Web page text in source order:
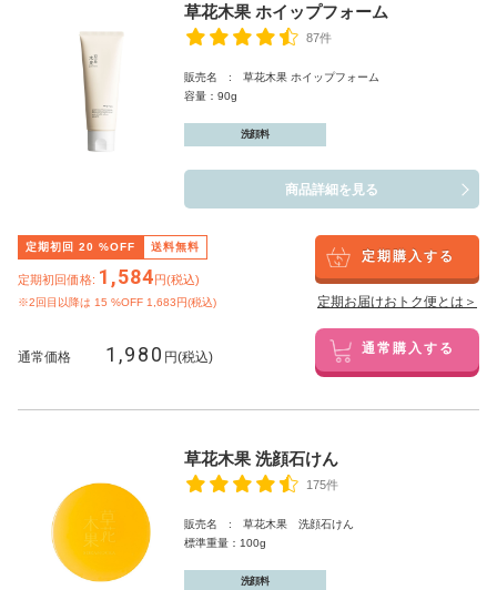
草花木果 ホイップフォーム
87件
販売名 : 草花木果 ホイップフォーム
容量：90g
洗顔料
商品詳細を見る
定期初回 20 %OFF 送料無料
定期初回価格: 1,584円(税込)
※2回目以降は 15 %OFF 1,683円(税込)
定期購入する
定期お届けおトク便とは＞
通常価格 1,980 円(税込) 通常購入する
草花木果 洗顔石けん
175件
販売名 : 草花木果 洗顔石けん
標準重量：100g
洗顔料